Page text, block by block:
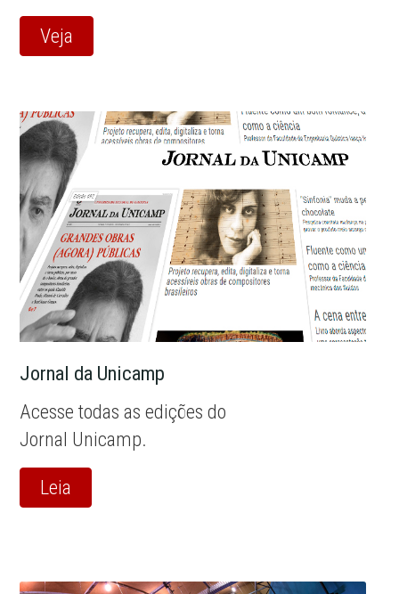
Veja
Jornal da Unicamp
Acesse todas as edições do
Jornal Unicamp.
Leia